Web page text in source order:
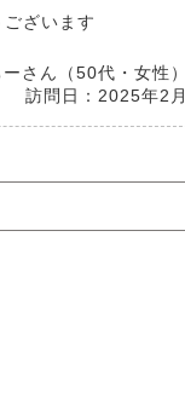
ざいます
さん（50代・女性）
訪問日：2025年2月